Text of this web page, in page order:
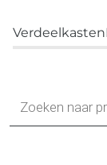
Verdeelkasten
zoeken